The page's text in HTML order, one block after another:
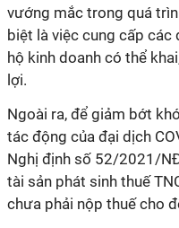
vướng mắc trong quá
biệt là việc cung cấp các
hộ kinh doanh có thể
lợi.
Ngoài ra, để giảm bớt
tác động của đại dịch
Nghị định số 52/2021/
tài sản phát sinh thuế
chưa phải nộp thuế cho